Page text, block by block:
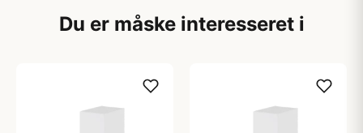
Du er måske interesseret i